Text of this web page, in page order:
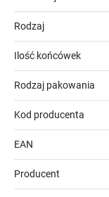
Rodzaj
Ilość końcówek
Rodzaj pakowania
Kod producenta
EAN
Producent